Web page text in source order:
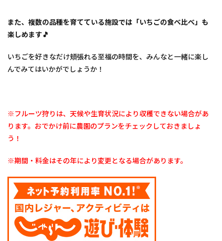
県・
他の
「い
の検
索は
こち
🎵」
らん
予約
OK！
また、複数の品種を育てている施設では「いちごの食べ比べ」も
楽しめます🎵
いちごを好きなだけ頬張れる至福の時間を、みんなと一緒に楽し
んでみてはいかがでしょうか！
※フルーツ狩りは、天候や生育状況により収穫できない場合があ
ります。おでかけ前に農園のプランをチェックしておきましょ
う！
※期間・料金はその年により変更となる場合があります。